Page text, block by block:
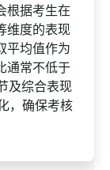
据考生在
维度的表现
平均值作为
通常不低于
及综合表现
，确保考核